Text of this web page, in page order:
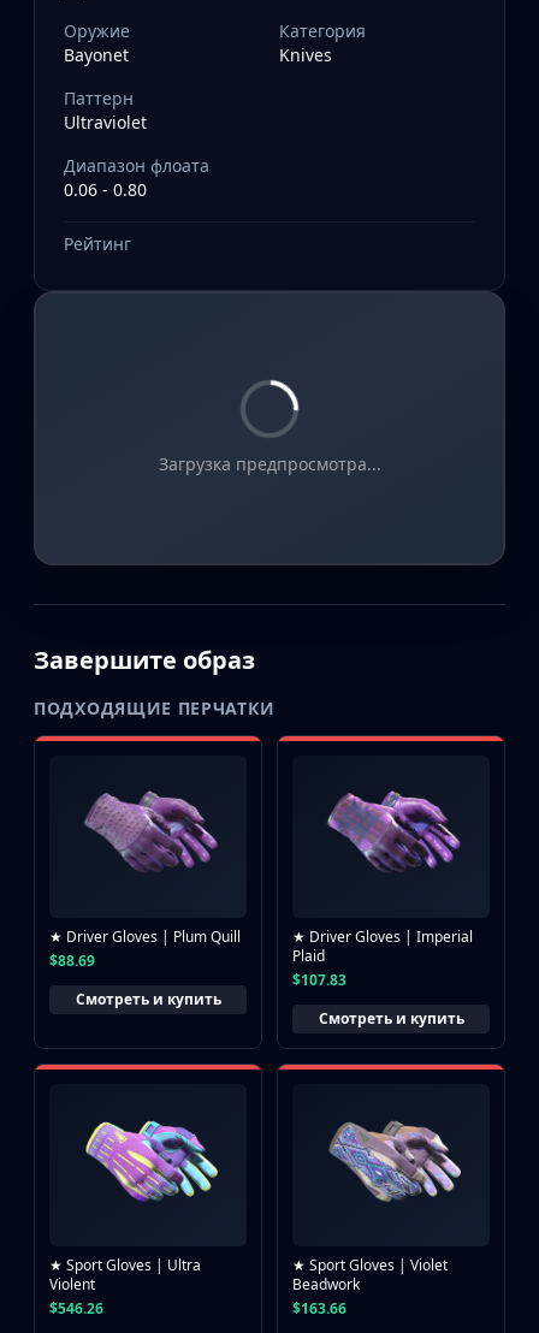
Оружие
Bayonet
Категория
Knives
Паттерн
Ultraviolet
Диапазон флоата
0.06 - 0.80
Рейтинг
Загрузка предпросмотра...
Завершите образ
ПОДХОДЯЩИЕ ПЕРЧАТКИ
★ Driver Gloves | Plum Quill
$88.69
Смотреть и купить
★ Driver Gloves | Imperial
Plaid
$107.83
Смотреть и купить
★ Sport Gloves | Ultra
Violent
$546.26
★ Sport Gloves | Violet
Beadwork
$163.66